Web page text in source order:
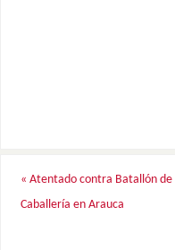
« Atentado contra Batallón de
Caballería en Arauca